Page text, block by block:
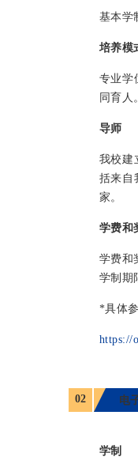
基本学
培养模
专业学
同育人
导师
我校建
括来自
家。
学费和
学费和
学制期
*具体
https://
02 电
学制